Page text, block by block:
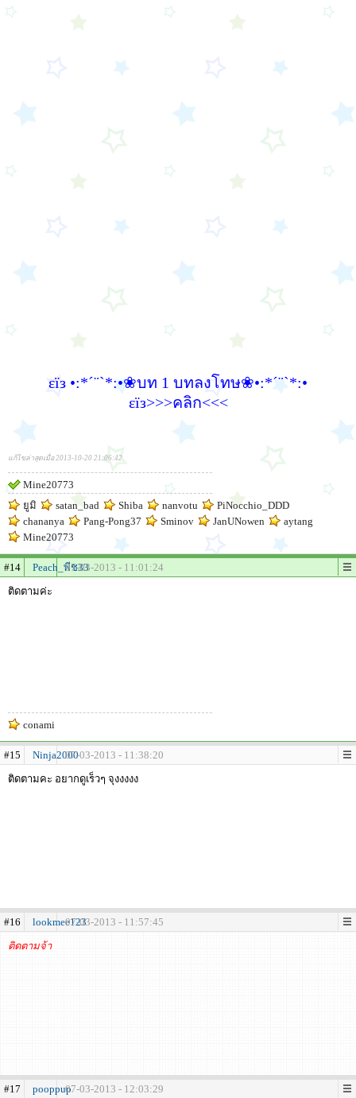
εїз •:*´¨`*:•❀บท 1 บทลงโทษ❀•:*´¨`*:•
εїз>>>คลิก<<<
แก้ไขล่าสุดเมื่อ 2013-10-20 21:06:42
Mine20773
ยูมิ
satan_bad Shiba nanvotu
PiNocchio_DDD
chananya
Pang-Pong37 Sminov JanUNowen
aytang
Mine20773
#14 Peach_พีช3307-03-2013 - 11:01:24
ติดตามค่ะ
conami
#15 Ninja200007-03-2013 - 11:38:20
ติดตามคะ อยากดูเร็วๆ จุงงงงง
#16 lookmee12307-03-2013 - 11:57:45
ติดตามจ้า
#17 pooppup07-03-2013 - 12:03:29